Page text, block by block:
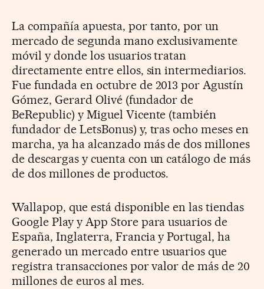
La compañía apuesta, por tanto, por un
mercado de segunda mano exclusivamente
móvil y donde los usuarios tratan
directamente entre ellos, sin intermediarios.
Fue fundada en octubre de 2013 por Agustín
Gómez, Gerard Olivé (fundador de
BeRepublic) y Miguel Vicente (también
fundador de LetsBonus) y, tras ocho meses en
marcha, ya ha alcanzado más de dos millones
de descargas y cuenta con un catálogo de más
de dos millones de productos.
Wallapop, que está disponible en las tiendas
Google Play y App Store para usuarios de
España, Inglaterra, Francia y Portugal, ha
generado un mercado entre usuarios que
registra transacciones por valor de más de 20
millones de euros al mes.